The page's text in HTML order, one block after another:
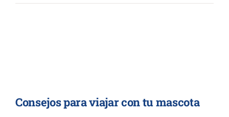
Consejos para viajar con tu mascota